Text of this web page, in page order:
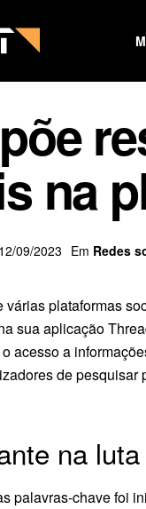
na
12/09/2023 Em Redes
várias plataformas
sua aplicação
acesso a
de pesquisar
na
palavras-chave foi